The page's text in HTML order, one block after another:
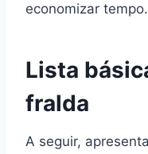
economizar tempo.
Lista
fralda
A seguir,